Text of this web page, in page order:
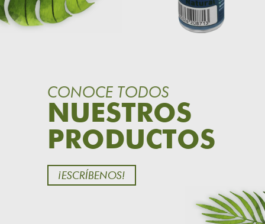
CONOCE TODOS
NUESTROS
PRODUCTOS
¡ESCRÍBENOS!